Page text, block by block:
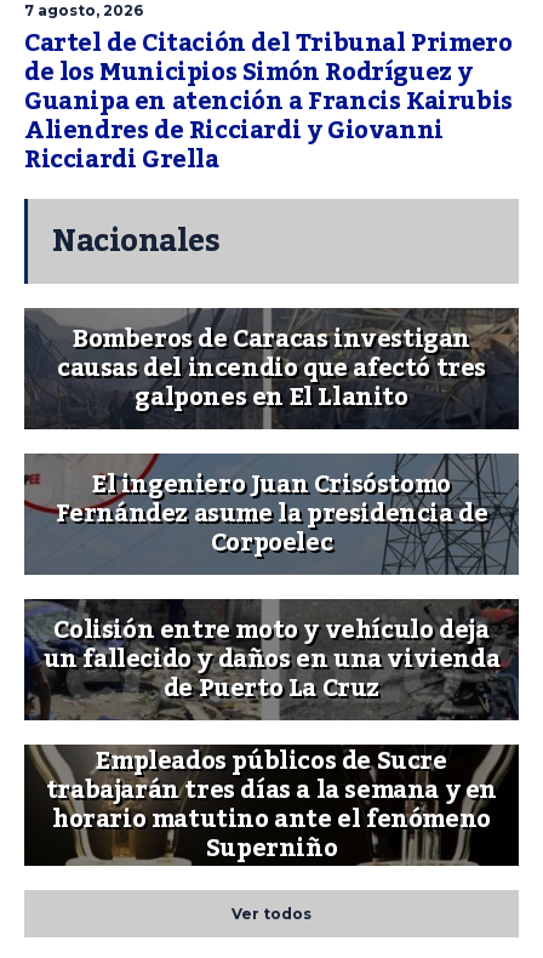
7 agosto, 2026
Cartel de Citación del Tribunal Primero
de los Municipios Simón Rodríguez y
Guanipa en atención a Francis Kairubis
Aliendres de Ricciardi y Giovanni
Ricciardi Grella
Nacionales
Bomberos de Caracas investigan
causas del incendio que afectó tres
galpones en El Llanito
El ingeniero Juan Crisóstomo
Fernández asume la presidencia de
Corpoelec
Colisión entre moto y vehículo deja
un fallecido y daños en una vivienda
de Puerto La Cruz
Empleados públicos de Sucre
trabajarán tres días a la semana y en
horario matutino ante el fenómeno
Superniño
Ver todos